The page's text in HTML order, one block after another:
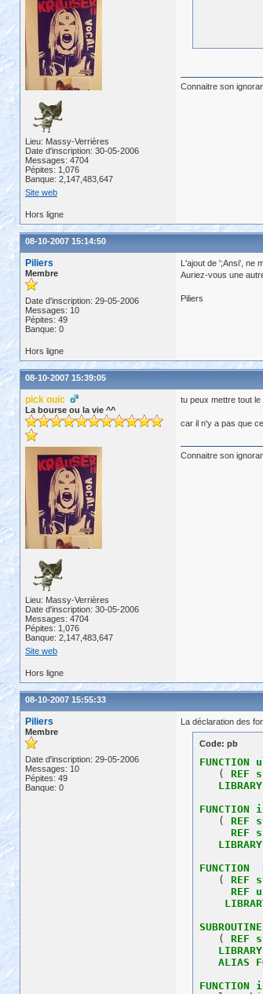
Lieu: Massy-Verrières
Date d'inscription: 30-05-2006
Messages: 4704
Pépites: 1,076
Banque: 2,147,483,647
Site web
Connaitre son
Hors ligne
08-10-2007 15:14:50
Piliers
Membre
Date d'inscription: 29-05-2006
Messages: 10
Pépites: 49
Banque: 0
L'ajout de ';Ansi', ne
Auriez-vous une
Piliers
Hors ligne
08-10-2007 15:39:05
pick ouic
La bourse ou la vie ^^
Lieu: Massy-Verrières
Date d'inscription: 30-05-2006
Messages: 4704
Pépites: 1,076
Banque: 2,147,483,647
Site web
tu peux mettre tout
car il n'y a pas que
Connaitre son
Hors ligne
08-10-2007 15:55:33
Piliers
Membre
Date d'inscription: 29-05-2006
Messages: 10
Pépites: 49
Banque: 0
La déclaration des
Code: pb
FUNCTION
   (
REF
LIBRARY
FUNCTION
   (
REF
REF
LIBRARY
FUNCTION
   (
REF
REF
SUBROUTINE
   (
REF
LIBRARY
ALIAS
FUNCTION